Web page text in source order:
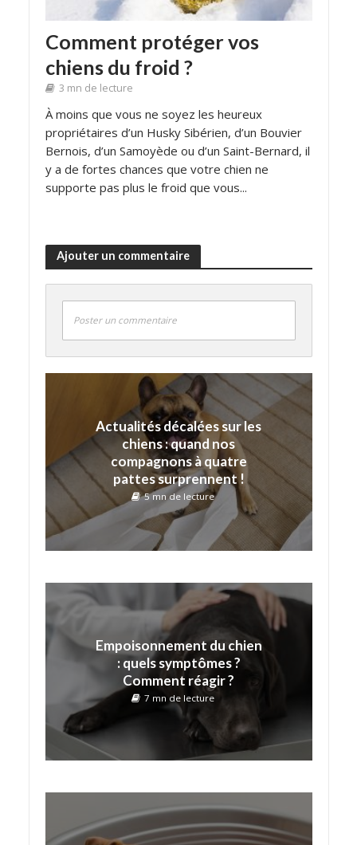
Comment protéger vos
chiens du froid ?
3 mn de lecture
À moins que vous ne soyez les heureux
propriétaires d’un Husky Sibérien, d’un Bouvier
Bernois, d’un Samoyède ou d’un Saint-Bernard, il
y a de fortes chances que votre chien ne
supporte pas plus le froid que vous...
Ajouter un commentaire
Poster un commentaire
Actualités décalées sur les
chiens : quand nos
compagnons à quatre
pattes surprennent !
5 mn de lecture
Empoisonnement du chien
: quels symptômes ?
Comment réagir ?
7 mn de lecture